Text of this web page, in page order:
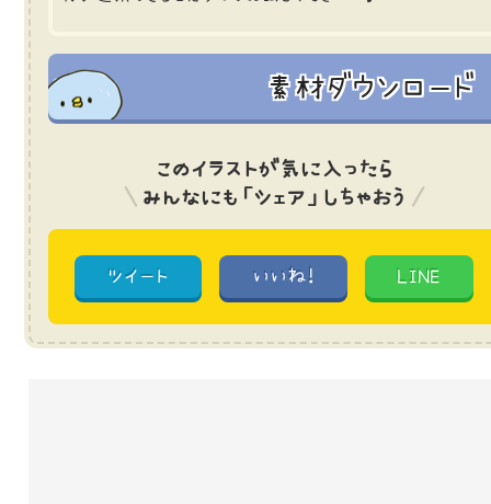
素材ダウンロード
このイラストが気に入ったら
みんなにも「シェア」しちゃおう
ツイート いいね! LINE